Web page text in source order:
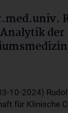
10-2024)
für Klinische